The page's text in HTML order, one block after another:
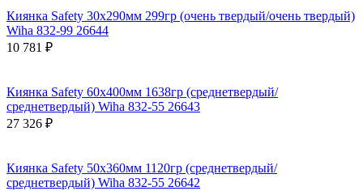
Киянка Safety 30х290мм 299гр (очень твердый/очень твердый)
Wiha 832-99 26644
10 781 ₽
Киянка Safety 60х400мм 1638гр (среднетвердый/
среднетвердый) Wiha 832-55 26643
27 326 ₽
Киянка Safety 50х360мм 1120гр (среднетвердый/
среднетвердый) Wiha 832-55 26642